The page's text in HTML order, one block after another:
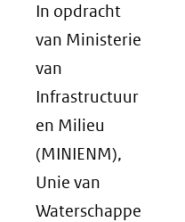
In opdracht
van Ministerie
van
Infrastructuur
en Milieu
(MINIENM),
Unie van
Waterschappe